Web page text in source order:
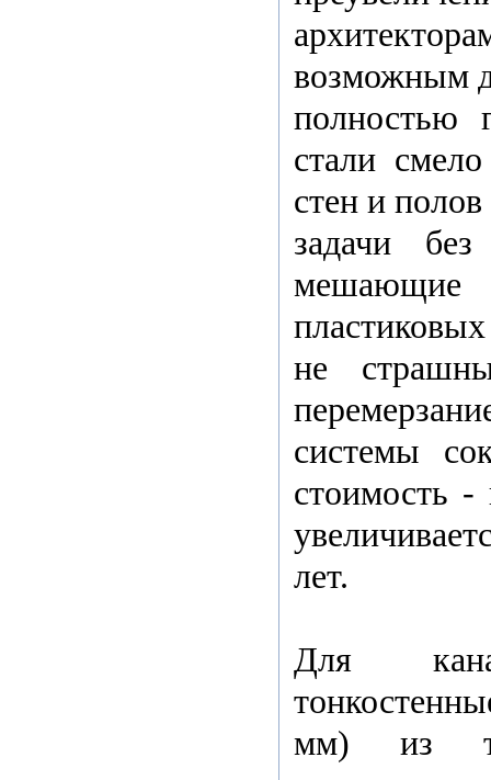
возможным
полностью
стали
стен и
задачи
мешающие
не
системы
стоимость
лет.
Для
мм) из